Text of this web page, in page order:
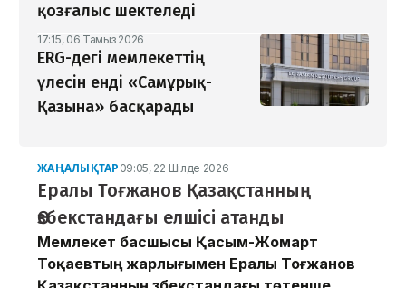
қозғалыс шектеледі
17:15, 06 Тамыз 2026
ERG-дегі мемлекеттің
үлесін енді «Самұрық-
Қазына» басқарады
ЖАҢАЛЫҚТАР 09:05, 22 Шілде 2026
Ералы Тоғжанов Қазақстанның
Өзбекстандағы елшісі атанды
Мемлекет басшысы Қасым-Жомарт
Тоқаевтың жарлығымен Ералы Тоғжанов